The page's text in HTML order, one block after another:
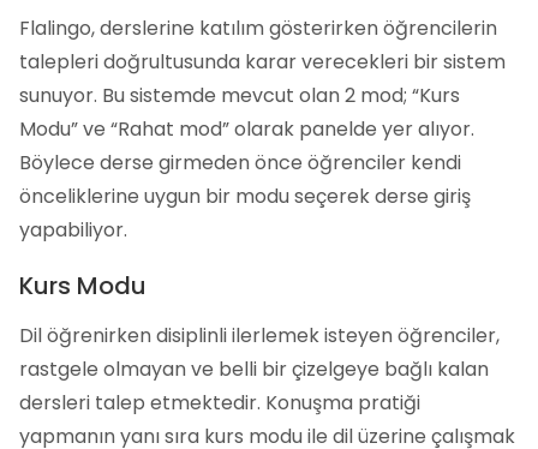
Flalingo, derslerine katılım gösterirken öğrencilerin
talepleri doğrultusunda karar verecekleri bir sistem
sunuyor. Bu sistemde mevcut olan 2 mod; “Kurs
Modu” ve “Rahat mod” olarak panelde yer alıyor.
Böylece derse girmeden önce öğrenciler kendi
önceliklerine uygun bir modu seçerek derse giriş
yapabiliyor.
Kurs Modu
Dil öğrenirken disiplinli ilerlemek isteyen öğrenciler,
rastgele olmayan ve belli bir çizelgeye bağlı kalan
dersleri talep etmektedir. Konuşma pratiği
yapmanın yanı sıra kurs modu ile dil üzerine çalışmak